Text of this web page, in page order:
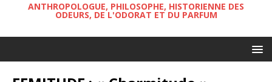
ANTHROPOLOGUE, PHILOSOPHE, HISTORIENNE DES
ODEURS, DE L'ODORAT ET DU PARFUM